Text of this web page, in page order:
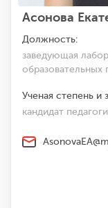
Асонова
Должность:
заведующая
образовательных
Ученая степень и
кандидат